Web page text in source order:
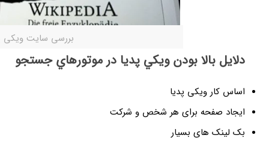
بررسی سایت ویکی
دلايل بالا بودن ويكي پديا در موتورهاي جستجو
اساس کار ویکی پدیا
ایجاد صفحه برای هر شخص و شرکت
بک لینک های بسیار